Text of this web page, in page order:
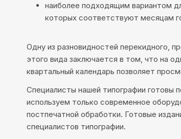
наиболее подходящим вариантом
которых соответствуют месяцам
Одну из разновидностей перекидного,
этого вида заключается в том, что на
квартальный календарь позволяет
Специалисты нашей типографии готовы
используем только современное
постпечатной обработки. Готовые
специалистов типографии.